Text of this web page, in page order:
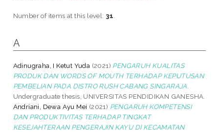
Number of items at this level: 31
A
Adinugraha, I Ketut Yuda (2021) PENGARUH KUALITAS
PRODUK DAN WORDS OF MOUTH TERHADAP KEPUTUSAN
PEMBELIAN PADA DISTRO RUSH CABANG SINGARAJA.
Undergraduate thesis, UNIVERSITAS PENDIDIKAN GANESHA.
Andriani, Dewa Ayu Mei (2021) PENGARUH KOMPETENSI
DAN PRODUKTIVITAS TERHADAP TINGKAT
KESEJAHTERAAN PENGERAJIN KAYU DI KECAMATAN